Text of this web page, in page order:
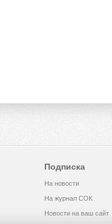
Подписка
На новости
На журнал СОК
Новости на ваш сайт